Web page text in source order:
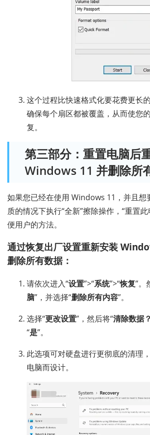
这个过程比快速格式化要花费更长
确保每个扇区都被覆盖，从而使您
复。
第三部分：重置电脑后
Windows 11 并删除所
如果您已经在使用 Windows 11，并且想
质的情况下执行“全新”擦除操作，“重置
便用户的方法。
通过恢复出厂设置重新安装
删除所有数据：
请依次进入“设置”>“系统”>“恢复”。
脑”，并选择“删除所有内容”。
选择“更改设置”，然后将“清除数据？
“是”。
此选项可对硬盘进行更彻底的清理
电脑而设计。